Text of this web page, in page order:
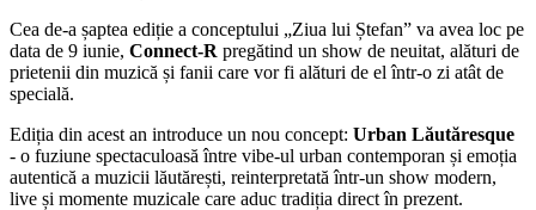
Cea de-a șaptea ediție a conceptului „Ziua lui Ștefan” va avea loc pe
data de 9 iunie, Connect-R pregătind un show de neuitat, alături de
prietenii din muzică și fanii care vor fi alături de el într-o zi atât de
specială.
Ediția din acest an introduce un nou concept: Urban Lăutăresque
- o fuziune spectaculoasă între vibe-ul urban contemporan și emoția
autentică a muzicii lăutărești, reinterpretată într-un show modern,
live și momente muzicale care aduc tradiția direct în prezent.